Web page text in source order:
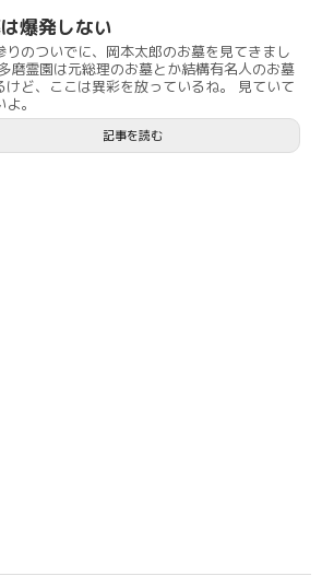
爆発しない
りのついでに、岡本太郎のお墓を見てきまし
磨霊園は元総理のお墓とか結構有名人のお墓
けど、ここは異彩を放っているね。 見ていて
。
記事を読む